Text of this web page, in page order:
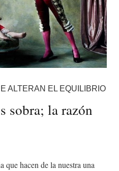
ALTERAN EL EQUILIBRIO
sobra; la razón
que hacen de la nuestra una